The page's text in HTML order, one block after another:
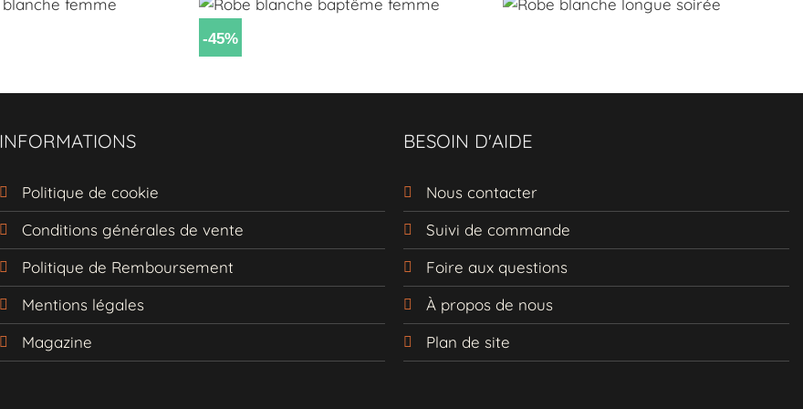
-45%
INFORMATIONS
Politique de cookie
Conditions générales de vente
Politique de Remboursement
Mentions légales
Magazine
BESOIN D'AIDE
Nous contacter
Suivi de commande
Foire aux questions
À propos de nous
Plan de site